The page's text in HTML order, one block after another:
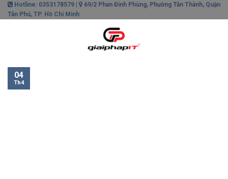
Skip
to
Hotline: 0353178579 |
69/2 Phan Đình Phùng, Phường Tân Thành, Quận
Tân Phú, TP. Hồ Chí Minh
04
Th4